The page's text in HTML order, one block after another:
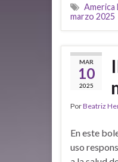
America
marzo 2025
MAR
10
2025
PorBeatriz
En este
uso